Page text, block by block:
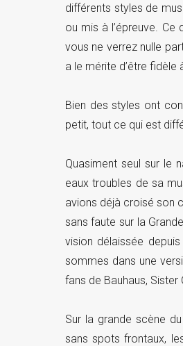
différents styles de
ou mis à l’épreuve.
vous ne verrez nulle
a le mérite d’être fidèle
Bien des styles ont
petit, tout ce qui est
Quasiment seul sur le
eaux troubles de sa
avions déjà croisé son
sans faute sur la
vision délaissée
sommes dans une
fans de Bauhaus, Sister
Sur la grande scène
sans spots frontaux,